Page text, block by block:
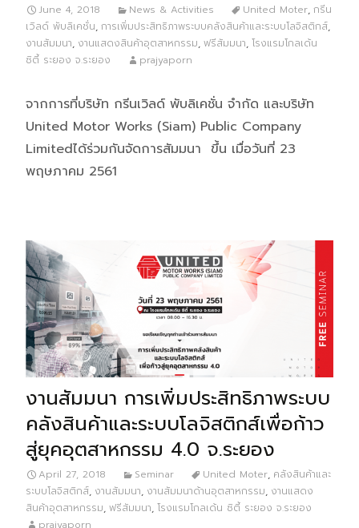
June 4, 2018 News & Activities United Moter, กรีน
เวิลด์ พับลิเคชั่น, การเพิ่มประสิทธิภาพระบบคลังสินค้าและระบบโลจิสติกส์,
งานสัมมนา, งานแสดงสินค้าอุตสาหกรรม, ฟรีสัมมนา, โรงแรมโกลเด้น
ซิตี้ ระยอง จ.ระยอง
prajyaporn
จากการที่บริษัท กรีนเวิลด์ พับลิเคชั่น จำกัด และบริษัท
United Motor Works (Siam) Public Company
Limitedได้ร่วมกันจัดการสัมมนา ขึ้น เมื่อวันที่ 23
พฤษภาคม 2561
งานสัมมนา การเพิ่มประสิทธิภาพระบบ
คลังสินค้าและระบบโลจิสติกส์เพื่อก้าว
สู่ยุคอุตสาหกรรม 4.0 จ.ระยอง
April 27, 2018 Seminar United Moter, คลังสินค้าและ
ระบบโลจิสติกส์, งานสัมมนา, งานสัมมนาด้านอุตสาหกรรม, งานแสดง
สินค้าอุตสาหกรรม, ฟรีสัมมนา, โรงแรมโกลเด้น ซิตี้ ระยอง จ.ระยอง
prajyaporn